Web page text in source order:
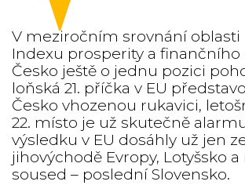
V meziročním srovnání oblasti
Indexu prosperity a finančního
Česko ještě o jednu pozici
loňská 21. příčka v EU
Česko vhozenou rukavici,
22. místo je už skutečně
výsledku v EU dosáhly už jen
jihovýchodě Evropy, Lotyšsko
soused – poslední Slovensko.